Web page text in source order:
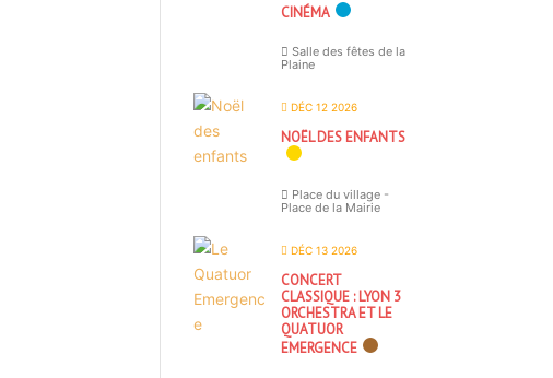
CINÉMA
Salle des fêtes de la
Plaine
DÉC 12 2026
NOËL DES ENFANTS
Place du village -
Place de la Mairie
DÉC 13 2026
CONCERT
CLASSIQUE : LYON 3
ORCHESTRA ET LE
QUATUOR
EMERGENCE